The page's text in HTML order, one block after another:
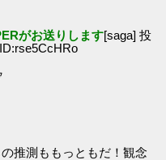
がお送りします[saga] 投
推測ももっともだ！観念